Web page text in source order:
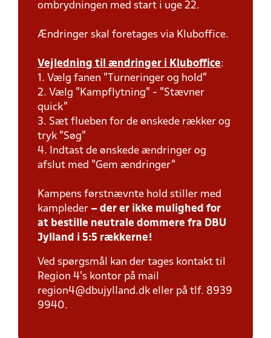
ombrydningen med start i uge 22.
Ændringer skal foretages via Kluboffice.
Vejledning til ændringer i Kluboffice:
1. Vælg fanen "Turneringer og hold"
2. Vælg "Kampflytning" - "Stævner
quick"
3. Sæt flueben for de ønskede rækker og
tryk "Søg"
4. Indtast de ønskede ændringer og
afslut med "Gem ændringer"
Kampens førstnævnte hold stiller med
kampleder – der er ikke mulighed for
at bestille neutrale dommere fra DBU
Jylland i 5:5 rækkerne!
Ved spørgsmål kan der tages kontakt til
Region 4's kontor på mail
region4@dbujylland.dk eller på tlf. 8939
9940.